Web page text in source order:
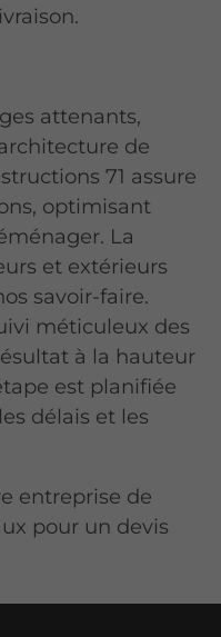
attenants,
de
71 assure
optimisant
La
et extérieurs
savoir-faire.
méticuleux des
à la hauteur
est planifiée
délais et les
entreprise de
pour un devis